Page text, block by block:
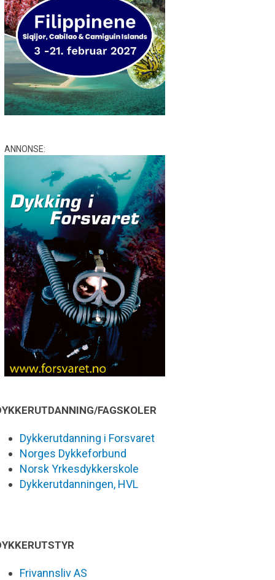
ANNONSE:
FAGSKOLER
Dykkerutdanning i Forsvaret
Norges Dykkeforbund
Norsk Yrkesdykkerskole
Dykkerutdanningen, HVL
Frivannsliv AS